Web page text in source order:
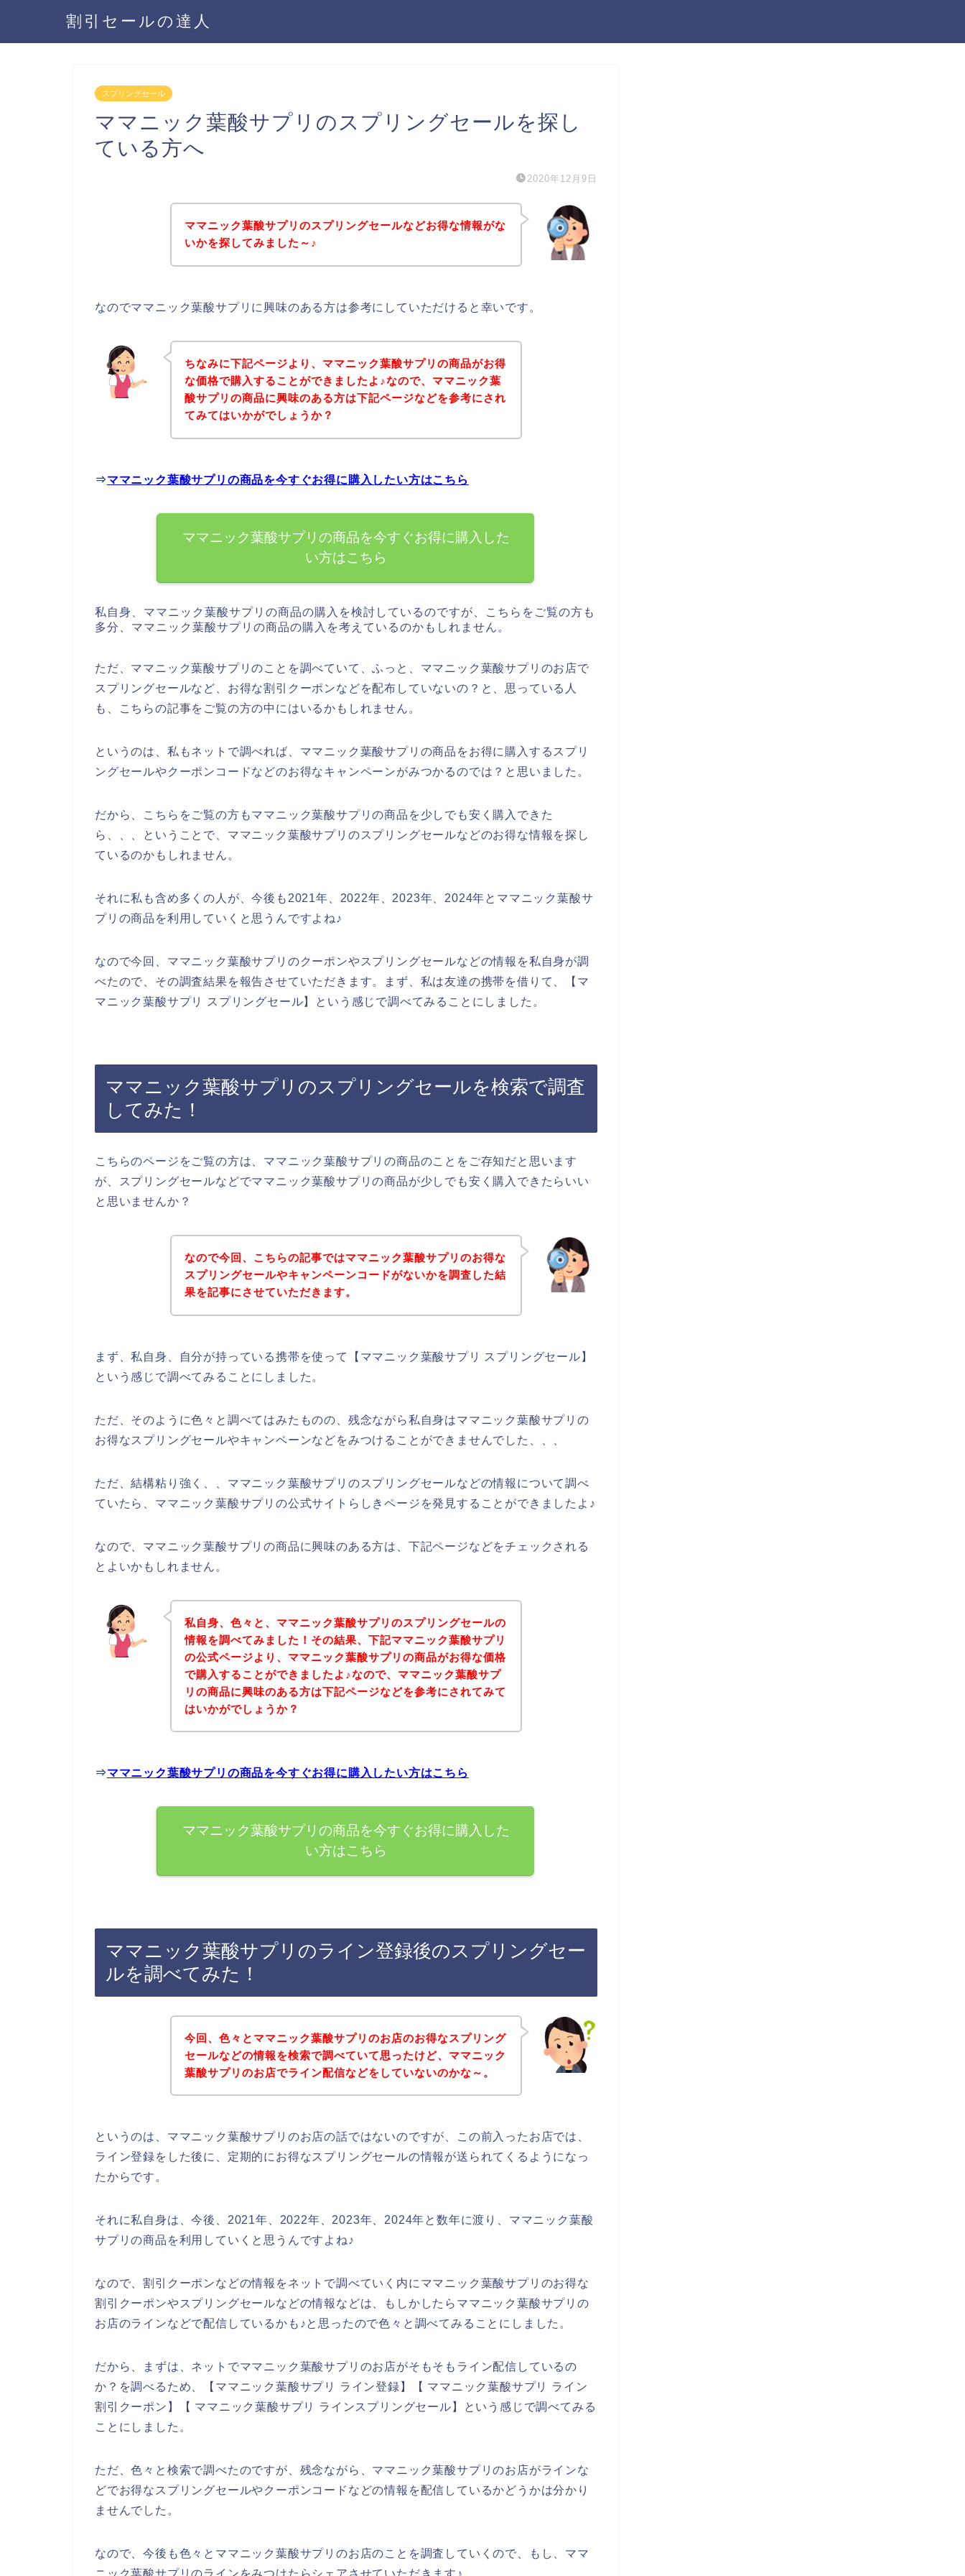
割引セールの達人
スプリングセール
ママニック葉酸サプリのスプリングセールを探し
ている方へ
2020年12月9日
ママニック葉酸サプリのスプリングセールなどお得な情報がな
いかを探してみました～♪
なのでママニック葉酸サプリに興味のある方は参考にしていただけると幸いです。
ちなみに下記ページより、ママニック葉酸サプリの商品がお得
な価格で購入することができましたよ♪なので、ママニック葉
酸サプリの商品に興味のある方は下記ページなどを参考にされ
てみてはいかがでしょうか？
⇒ママニック葉酸サプリの商品を今すぐお得に購入したい方はこちら
ママニック葉酸サプリの商品を今すぐお得に購入した
い方はこちら
私自身、ママニック葉酸サプリの商品の購入を検討しているのですが、こちらをご覧の方も
多分、ママニック葉酸サプリの商品の購入を考えているのかもしれません。
ただ、ママニック葉酸サプリのことを調べていて、ふっと、ママニック葉酸サプリのお店で
スプリングセールなど、お得な割引クーポンなどを配布していないの？と、思っている人
も、こちらの記事をご覧の方の中にはいるかもしれません。
というのは、私もネットで調べれば、ママニック葉酸サプリの商品をお得に購入するスプリ
ングセールやクーポンコードなどのお得なキャンペーンがみつかるのでは？と思いました。
だから、こちらをご覧の方もママニック葉酸サプリの商品を少しでも安く購入できた
ら、、、ということで、ママニック葉酸サプリのスプリングセールなどのお得な情報を探し
ているのかもしれません。
それに私も含め多くの人が、今後も2021年、2022年、2023年、2024年とママニック葉酸サ
プリの商品を利用していくと思うんですよね♪
なので今回、ママニック葉酸サプリのクーポンやスプリングセールなどの情報を私自身が調
べたので、その調査結果を報告させていただきます。まず、私は友達の携帯を借りて、【マ
マニック葉酸サプリ スプリングセール】という感じで調べてみることにしました。
ママニック葉酸サプリのスプリングセールを検索で調査
してみた！
こちらのページをご覧の方は、ママニック葉酸サプリの商品のことをご存知だと思います
が、スプリングセールなどでママニック葉酸サプリの商品が少しでも安く購入できたらいい
と思いませんか？
なので今回、こちらの記事ではママニック葉酸サプリのお得な
スプリングセールやキャンペーンコードがないかを調査した結
果を記事にさせていただきます。
まず、私自身、自分が持っている携帯を使って【ママニック葉酸サプリ スプリングセール】
という感じで調べてみることにしました。
ただ、そのように色々と調べてはみたものの、残念ながら私自身はママニック葉酸サプリの
お得なスプリングセールやキャンペーンなどをみつけることができませんでした、、、
ただ、結構粘り強く、、ママニック葉酸サプリのスプリングセールなどの情報について調べ
ていたら、ママニック葉酸サプリの公式サイトらしきページを発見することができましたよ♪
なので、ママニック葉酸サプリの商品に興味のある方は、下記ページなどをチェックされる
とよいかもしれません。
私自身、色々と、ママニック葉酸サプリのスプリングセールの
情報を調べてみました！その結果、下記ママニック葉酸サプリ
の公式ページより、ママニック葉酸サプリの商品がお得な価格
で購入することができましたよ♪なので、ママニック葉酸サプ
リの商品に興味のある方は下記ページなどを参考にされてみて
はいかがでしょうか？
⇒ママニック葉酸サプリの商品を今すぐお得に購入したい方はこちら
ママニック葉酸サプリの商品を今すぐお得に購入した
い方はこちら
ママニック葉酸サプリのライン登録後のスプリングセー
ルを調べてみた！
今回、色々とママニック葉酸サプリのお店のお得なスプリング
セールなどの情報を検索で調べていて思ったけど、ママニック
葉酸サプリのお店でライン配信などをしていないのかな～。
というのは、ママニック葉酸サプリのお店の話ではないのですが、この前入ったお店では、
ライン登録をした後に、定期的にお得なスプリングセールの情報が送られてくるようになっ
たからです。
それに私自身は、今後、2021年、2022年、2023年、2024年と数年に渡り、ママニック葉酸
サプリの商品を利用していくと思うんですよね♪
なので、割引クーポンなどの情報をネットで調べていく内にママニック葉酸サプリのお得な
割引クーポンやスプリングセールなどの情報などは、もしかしたらママニック葉酸サプリの
お店のラインなどで配信しているかも♪と思ったので色々と調べてみることにしました。
だから、まずは、ネットでママニック葉酸サプリのお店がそもそもライン配信しているの
か？を調べるため、【ママニック葉酸サプリ ライン登録】【 ママニック葉酸サプリ ライン
割引クーポン】【 ママニック葉酸サプリ ラインスプリングセール】という感じで調べてみる
ことにしました。
ただ、色々と検索で調べたのですが、残念ながら、ママニック葉酸サプリのお店がラインな
どでお得なスプリングセールやクーポンコードなどの情報を配信しているかどうかは分かり
ませんでした。
なので、今後も色々とママニック葉酸サプリのお店のことを調査していくので、もし、ママ